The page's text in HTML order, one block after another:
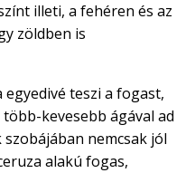
illeti, a fehéren és az
zöldben is
teszi a fogast,
kevesebb ágával ad
nemcsak jól
alakú fogas,